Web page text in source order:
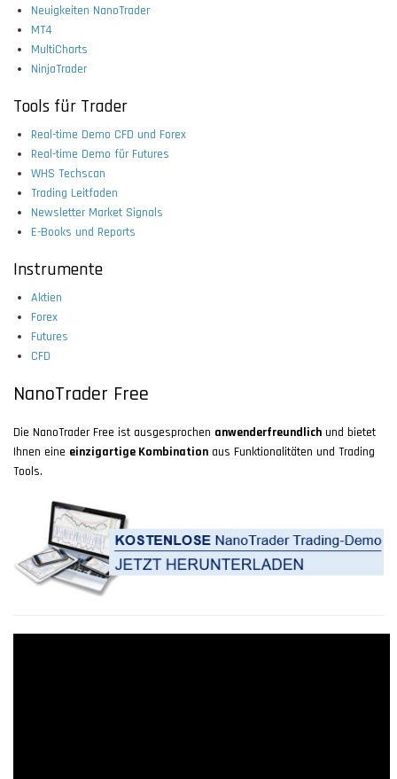
Neuigkeiten NanoTrader
MT4
MultiCharts
NinjaTrader
Tools für Trader
Real-time Demo CFD und Forex
Real-time Demo für Futures
WHS Techscan
Trading Leitfaden
Newsletter Market Signals
E-Books und Reports
Instrumente
Aktien
Forex
Futures
CFD
NanoTrader Free
Die NanoTrader Free ist ausgesprochen anwenderfreundlich und bietet
Ihnen eine einzigartige Kombination aus Funktionalitäten und Trading
Tools.